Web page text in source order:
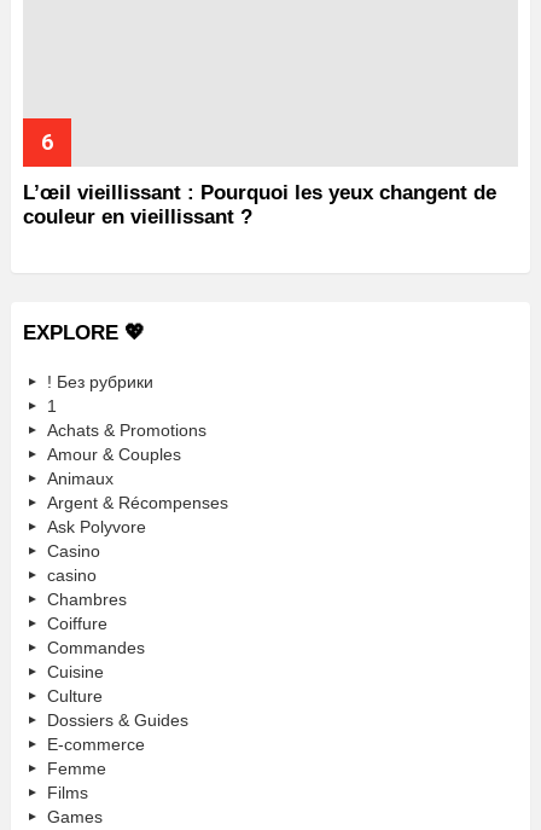
L’œil vieillissant : Pourquoi les yeux changent de
couleur en vieillissant ?
EXPLORE 💖
! Без рубрики
1
Achats & Promotions
Amour & Couples
Animaux
Argent & Récompenses
Ask Polyvore
Casino
casino
Chambres
Coiffure
Commandes
Cuisine
Culture
Dossiers & Guides
E-commerce
Femme
Films
Games